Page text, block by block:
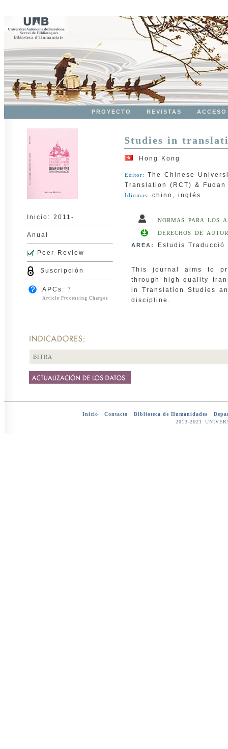
PROYECTO REVISTAS
Inicio: 2011-
Anual
Peer Review
Suscripción
APCs: ?
Article Processing Charges
Studies in
Hong Kong
Editor:
The Chinese
Translation (RCT) &
Idiomas: chino, inglés
NORMAS PARA LOS
DERECHOS DE
AREA:
Estudis
This journal aims to
through high-quality
in Translation Studies
discipline.
BITRA
Inicio Contacto Biblioteca de Humanidades
2013-2021